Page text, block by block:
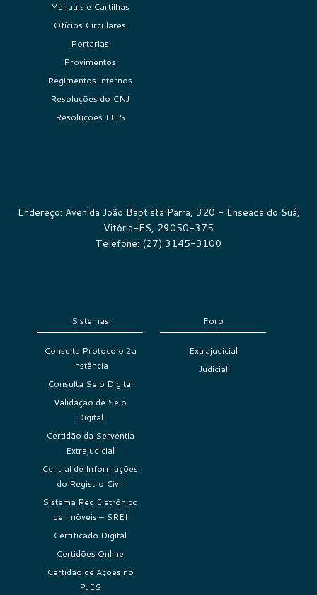
Manuais e Cartilhas
Ofícios Circulares
Portarias
Provimentos
Regimentos Internos
Resoluções do CNJ
Resoluções TJES
Endereço: Avenida João Baptista Parra, 320 - Enseada do Suá,
Vitória-ES, 29050-375
Telefone: (27) 3145-3100
Sistemas
Consulta Protocolo 2a
Instância
Consulta Selo Digital
Validação de Selo
Digital
Certidão da Serventia
Extrajudicial
Central de Informações
do Registro Civil
Sistema Reg Eletrônico
de Imóveis – SREI
Certificado Digital
Certidões Online
Certidão de Ações no
PJES
Foro
Extrajudicial
Judicial